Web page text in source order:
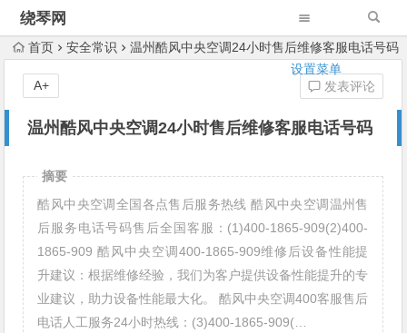
绕琴网
设置菜单
首页 安全常识 温州酷风中央空调24小时售后维修客服电话号码
温州酷风中央空调24小时售后维修客服电话号码
发表评论
A+
摘要
酷风中央空调全国各点售后服务热线 酷风中央空调温州售
后服务电话号码售后全国客服：(1)400-1865-909(2)400-
1865-909 酷风中央空调400-1865-909维修后设备性能提
升建议：根据维修经验，我们为客户提供设备性能提升的专
业建议，助力设备性能最大化。 酷风中央空调400客服售后
电话人工服务24小时热线：(3)400-1865-909(…